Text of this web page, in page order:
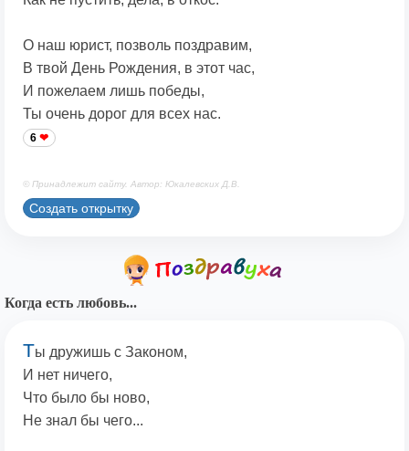
О наш юрист, позволь поздравим,
В твой День Рождения, в этот час,
И пожелаем лишь победы,
Ты очень дорог для всех нас.
6
© Принадлежит сайту. Автор: Юкалевских Д.В.
Создать открытку
Когда есть любовь...
Ты дружишь с Законом,
И нет ничего,
Что было бы ново,
Не знал бы чего...